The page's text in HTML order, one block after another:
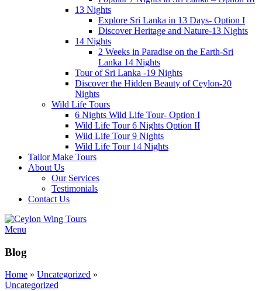
13 Nights
Explore Sri Lanka in 13 Days- Option I
Discover Heritage and Nature-13 Nights
14 Nights
2 Weeks in Paradise on the Earth-Sri
Lanka 14 Nights
Tour of Sri Lanka -19 Nights
Discover the Hidden Beauty of Ceylon-20
Nights
Wild Life Tours
6 Nights Wild Life Tour- Option I
Wild Life Tour 6 Nights Option II
Wild Life Tour 9 Nights
Wild Life Tour 14 Nights
Tailor Make Tours
About Us
Our Services
Testimonials
Contact Us
Menu
Blog
Home » Uncategorized »
Uncategorized